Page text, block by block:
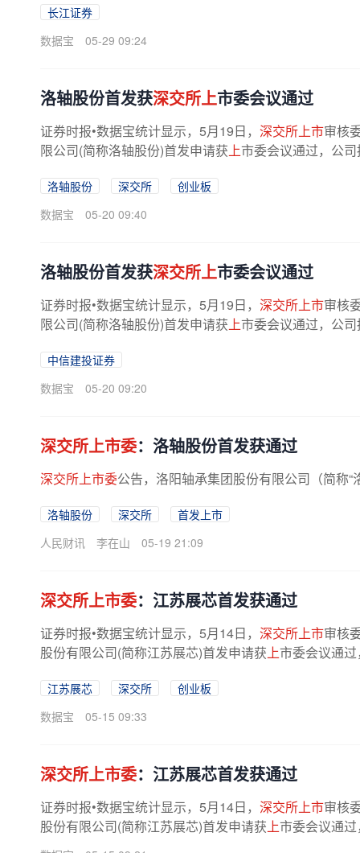
长江证券
数据宝
05-29 09:24
洛轴股份首发获深交所上市委会议通过
证券时报•数据宝统计显示，5月19日， 深交所上市审核
限公司(简称洛轴股份)首发申请获上市委会议通过，公
洛轴股份 深交所
创业板
数据宝
05-20 09:40
洛轴股份首发获深交所上市委会议通过
证券时报•数据宝统计显示，5月19日， 深交所上市审核
限公司(简称洛轴股份)首发申请获上市委会议通过，公
中信建投证券
数据宝
05-20 09:20
深交所上市委：洛轴股份首发获通过
深交所上市委公告，洛阳轴承集团股份有限公司（简称“
洛轴股份 深交所
首发上市
人民财讯
李在山 05-19 21:09
深交所上市委：江苏展芯首发获通过
证券时报•数据宝统计显示，5月14日， 深交所上市审核
股份有限公司(简称江苏展芯)首发申请获上市委会议通
江苏展芯 深交所
创业板
数据宝
05-15 09:33
深交所上市委：江苏展芯首发获通过
证券时报•数据宝统计显示，5月14日， 深交所上市审核
股份有限公司(简称江苏展芯)首发申请获上市委会议通